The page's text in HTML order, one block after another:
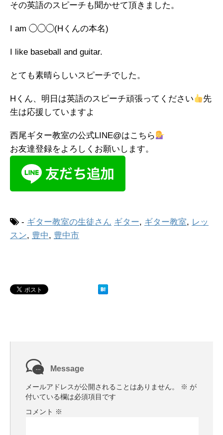
その英語のスピーチも聞かせて頂きました。
I am ◯◯◯(Hくんの本名)
I like baseball and guitar.
とても素晴らしいスピーチでした。
Hくん、明日は英語のスピーチ頑張ってください
先
生は応援していますよ
西尾ギター教室の公式LINE@はこちら
お友達登録をよろしくお願いします。
- ギター教室の生徒さん ギター, ギター教室, レッ
スン, 豊中, 豊中市
Message
メールアドレスが公開されることはありません。 ※ が
付いている欄は必須項目です
コメント ※